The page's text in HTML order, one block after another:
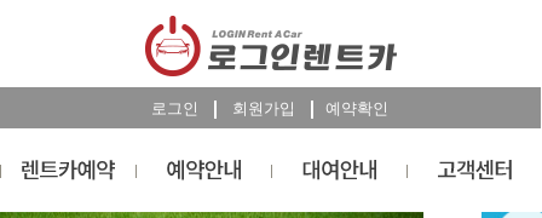
로그인 회원가입 예약확인